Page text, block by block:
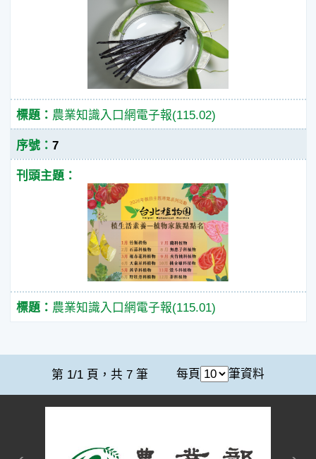
農業知識入口網電子報(115.02)
7
農業知識入口網電子報(115.01)
第 1/1 頁，共 7 筆 每頁 筆資料